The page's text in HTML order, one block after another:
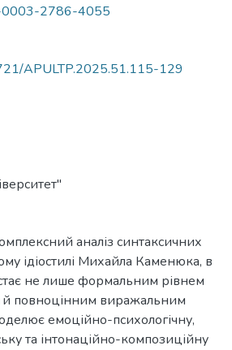
0003-2786-4055
APULTP.2025.51.115-129
аналіз синтаксичних
ідіостилі Михайла Каменюка, в
не лише формальним рівнем
а й повноцінним виражальним
емоційно-психологічну,
та інтонаційно-композиційну